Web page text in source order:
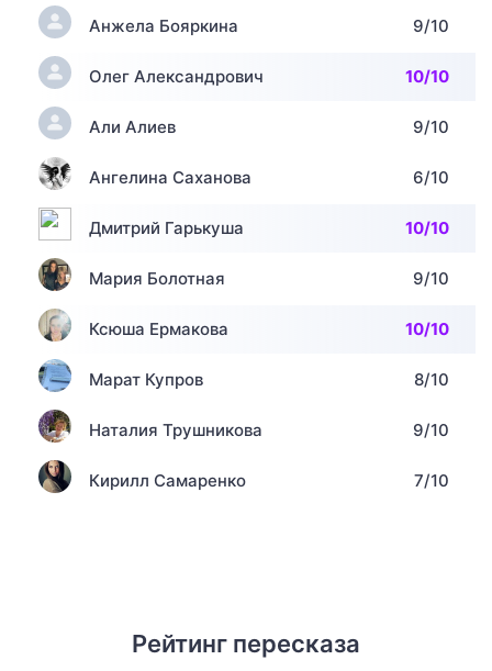
Анжела Бояркина 9/10
Олег Александрович 10/10
Али Алиев 9/10
Ангелина Саханова 6/10
Дмитрий Гарькуша 10/10
Мария Болотная 9/10
Ксюша Ермакова 10/10
Марат Купров 8/10
Наталия Трушникова 9/10
Кирилл Самаренко 7/10
Рейтинг пересказа